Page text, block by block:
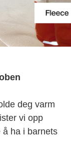
deg varm
vi opp
ha i barnets